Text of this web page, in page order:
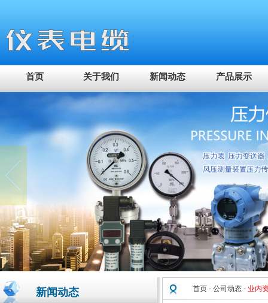
首页 关于我们 新闻动态 产品展示
首页 - 公司动态 - 业内
新闻动态